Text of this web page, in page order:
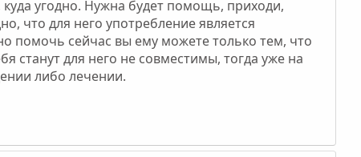
угодно. Нужна будет помощь, приходи,
что для него употребление является
помочь сейчас вы ему можете только тем, что
станут для него не совместимы, тогда уже на
либо лечении.